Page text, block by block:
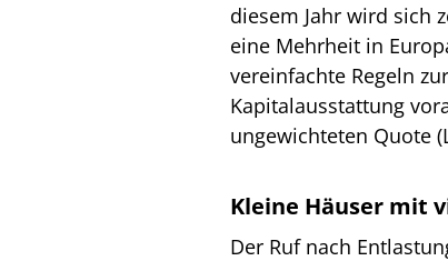
diesem Jahr wird sich
eine Mehrheit in
vereinfachte Regeln
Kapitalausstattung
ungewichteten Quote
Kleine Häuser mit
Der Ruf nach